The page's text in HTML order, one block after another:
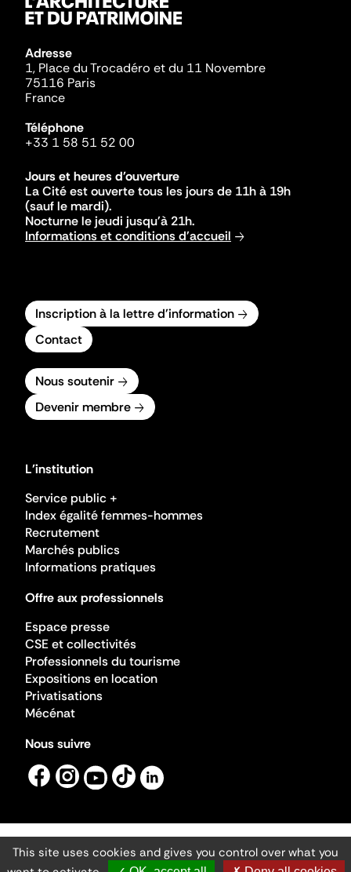
Adresse
1, Place du Trocadéro et du 11 Novembre
75116 Paris
France
Téléphone
+33 1 58 51 52 00
Jours et heures d'ouverture
La Cité est ouverte tous les jours de 11h à 19h
(sauf le mardi).
Nocturne le jeudi jusqu'à 21h.
Informations et conditions d'accueil
Inscription à la lettre d'information
Contact
Nous soutenir
Devenir membre
L'institution
Service public +
Index égalité femmes-hommes
Recrutement
Marchés publics
Informations pratiques
Offre aux professionnels
Espace presse
CSE et collectivités
Professionnels du tourisme
Expositions en location
Privatisations
Mécénat
Nous suivre
Mentions légales
Gestion des cookies
This site uses cookies and gives you control over what you